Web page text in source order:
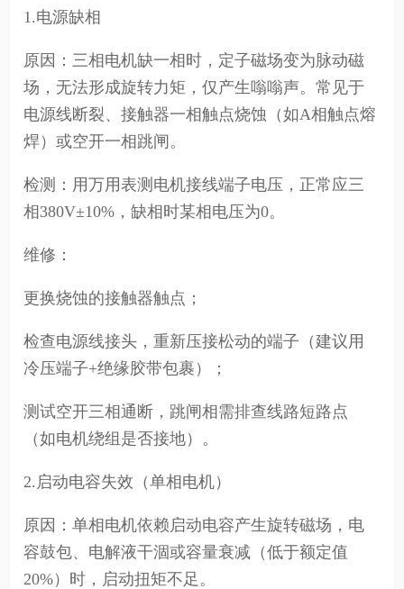
1.电源缺相
原因：三相电机缺一相时，定子磁场变为脉动磁
场，无法形成旋转力矩，仅产生嗡嗡声。常见于
电源线断裂、接触器一相触点烧蚀（如A相触点熔
焊）或空开一相跳闸。
检测：用万用表测电机接线端子电压，正常应三
相380V±10%，缺相时某相电压为0。
维修：
更换烧蚀的接触器触点；
检查电源线接头，重新压接松动的端子（建议用
冷压端子+绝缘胶带包裹）；
测试空开三相通断，跳闸相需排查线路短路点
（如电机绕组是否接地）。
2.启动电容失效（单相电机）
原因：单相电机依赖启动电容产生旋转磁场，电
容鼓包、电解液干涸或容量衰减（低于额定值
20%）时，启动扭矩不足。